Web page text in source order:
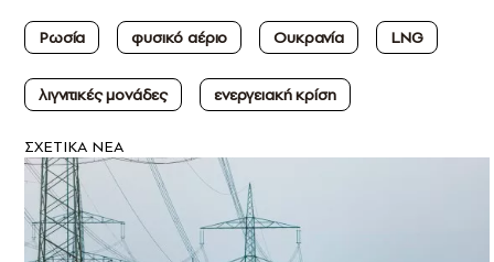
Ρωσία φυσικό αέριο Ουκρανία LNG
λιγνιτικές μονάδες ενεργειακή κρίση
ΣXETIKA NEA